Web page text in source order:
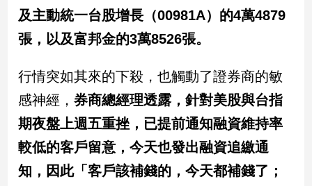
娛
星
流
行/
時
尚
追
星
及主動統一台股增長（00981A）的4萬4879
張，以及富邦金的3萬8526張。
行情突如其來的下殺，也觸動了證券商的敏
感神經，券商總經理透露，針對美股與台指
期夜盤上週五重挫，已提前通知融資維持率
較低的客戶留意，今天也發出融資追繳通
知，因此「客戶該補錢的，今天都補錢了；